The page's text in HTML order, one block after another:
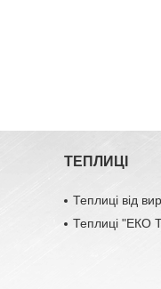
ТЕПЛИЦІ
Теплиці від
Теплиці "ЕКО